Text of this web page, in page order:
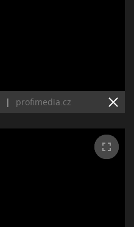
| profimedia.cz